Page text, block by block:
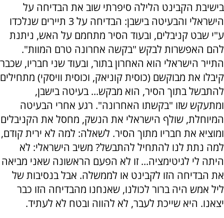
בישיבת הקבינט הלילה סיפרתי שוב את הבדיחה על
הישראלי והבעיטה בישבן: הבדיחה על 3 תיירים שנלכדו
ע"י שבט קניבלים, ובעוד הסיר מתחמם על האש, ניתנת
להם האפשרות לבקש "בקשה אחרונה טרם המוות".
התייר הישראלי הוא האחרון בתור, ובעוד שני חבריו, שכבר
קיבלו את מבוקשם (כוסית קוניאק, וכוסית וויסקי) מתחילים
להתבשל בתוך הסיר, הוא מבקש... בעיטה בישבן,
ומתעקש שזו "בקשתו האחרונה". רגע אחרי הבעיטה
המיוחלת, שולף הישראלי את הנשק, מחסל את הקניבלים
ומוציא את חבריו מתוך הסיר. לשאלה: למה לא ירית קודם,
למה נתת לנו להתחיל להתבשל? משיב הישראלי: לא
היתה לי לגיטימציה... זו לא הפעם הראשונה שאני מביאה
את הבדיחה הזו לקבינט או לממשלה. אבל בנסיבות של
ליל אמש היה ברור לכולנו, שאנחנו מהבדיחה הזו כבר
יצאנו. היא שייכת לעבר, לא להווה ובטח לא לעתיד.